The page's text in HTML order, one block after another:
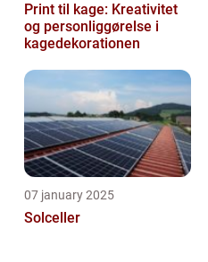
Print til kage: Kreativitet
og personliggørelse i
kagedekorationen
07 january 2025
Solceller